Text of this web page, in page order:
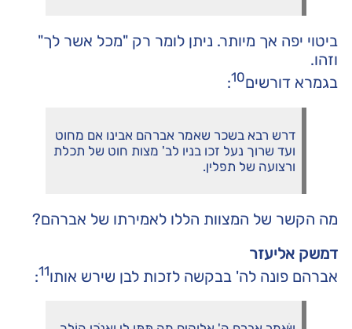
ביטוי יפה אך מיותר. ניתן לומר רק "מכל אשר לך"
וזהו.
בגמרא דורשים10
:
דרש רבא בשכר שאמר אברהם אבינו אם מחוט
ועד שרוך נעל זכו בניו לב' מצות חוט של תכלת
ורצועה של תפלין.
מה הקשר של המצוות הללו לאמירתו של אברהם?
דמשק אליעזר
אברהם פונה לה' בבקשה לזכות לבן שירש אותו11
: